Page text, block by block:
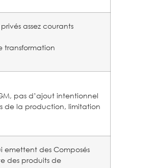
assez courants
transformation
pas d’ajout intentionnel
de la production, limitation
emettent des Composés
des produits de